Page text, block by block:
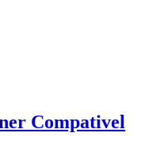
Compativel